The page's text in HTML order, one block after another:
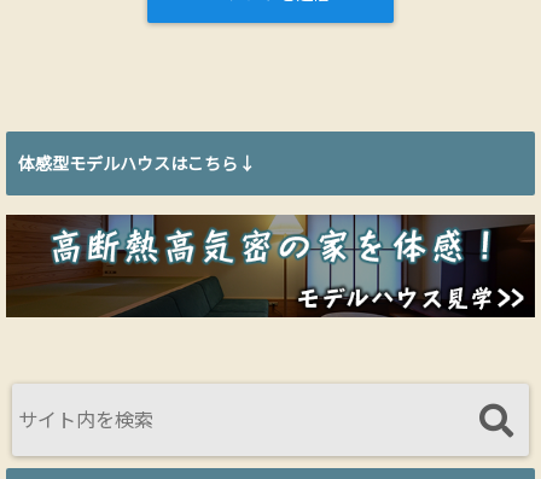
体感型モデルハウスはこちら↓